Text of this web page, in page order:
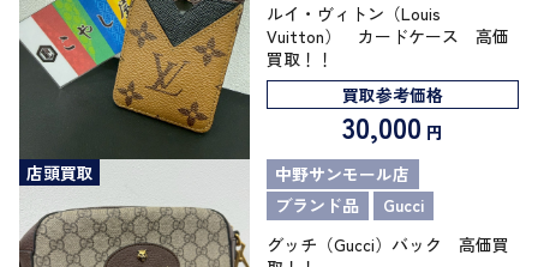
ルイ・ヴィトン（Louis
Vuitton） カードケース 高価
買取！！
買取参考価格
30,000 円
店頭買取
中野サンモール店
ブランド品
Gucci
グッチ（Gucci）バック 高価買